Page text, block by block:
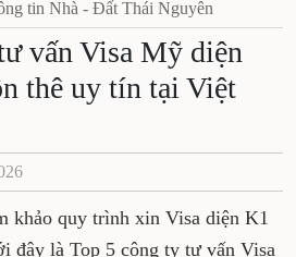
tin Nhà - Đất Thái Nguyên
vấn Visa Mỹ diện
thê uy tín tại Việt
khảo quy trình xin Visa diện K1
đây là Top 5 công ty tư vấn Visa